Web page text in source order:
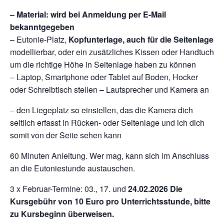
– Material: wird bei Anmeldung per E-Mail
bekanntgegeben
– Eutonie-Platz, Kopfunterlage, auch für die Seitenlage
modellierbar, oder ein zusätzliches Kissen oder Handtuch
um die richtige Höhe in Seitenlage haben zu können
– Laptop, Smartphone oder Tablet auf Boden, Hocker
oder Schreibtisch stellen – Lautsprecher und Kamera an
– den Liegeplatz so einstellen, das die Kamera dich
seitlich erfasst in Rücken- oder Seitenlage und ich dich
somit von der Seite sehen kann
60 Minuten Anleitung. Wer mag, kann sich im Anschluss
an die Eutoniestunde austauschen.
3 x Februar-Termine: 03., 17. und 24.02.2026 Die
Kursgebühr von 10 Euro pro Unterrichtsstunde, bitte
zu Kursbeginn überweisen.